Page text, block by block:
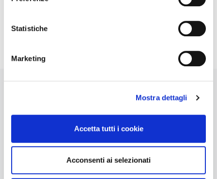
Statistiche
Marketing
Mostra dettagli
Accetta tutti i cookie
Acconsenti ai selezionati
disponibile
consumo di
plastica
monouso
Recensioni Bottiglie Fuse Nere
Lavabili In Lavastoviglie